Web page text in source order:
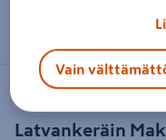
Latvankeräin
Vain